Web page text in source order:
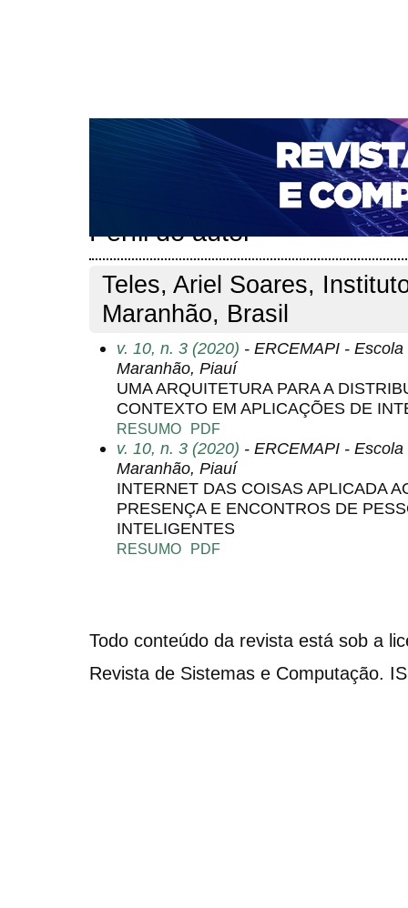
CAPA SOBRE ACESSO CADASTRO
NOTÍCIAS
PORTAL DE REVISTAS DA UNIFACS
PARA AVALIADORES
NOVA SUBMISSÃO
Perfil do autor
Teles, Ariel Soares,
Maranhão, Brasil
v. 10, n. 3 (2020) - ERCEMAPI -
Maranhão, Piauí
UMA ARQUITETURA PARA A
CONTEXTO EM APLICAÇÕES DE
RESUMO PDF
v. 10, n. 3 (2020) - ERCEMAPI -
Maranhão, Piauí
INTERNET DAS COISAS APLICADA
PRESENÇA E ENCONTROS DE
INTELIGENTES
RESUMO PDF
Todo conteúdo da revista está sob a
Revista de Sistemas e Computação.